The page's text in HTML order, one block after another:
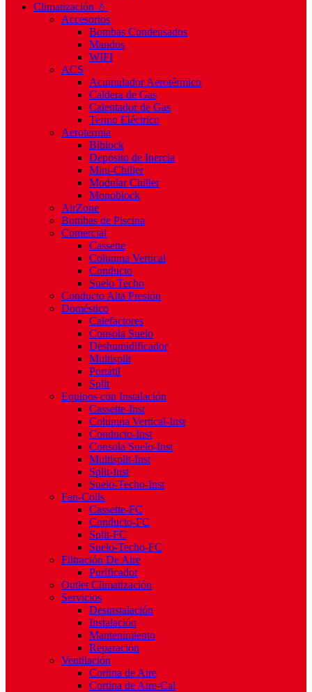
Climatización 💧
Accesorios
Bombas Condensados
Mandos
WIFI
ACS
Acumulador Aerotérmico
Caldera de Gas
Calentador de Gas
Termo Eléctrico
Aerotermia
Biblock
Depósito de Inercia
Mini-Chiller
Modular Chiller
Monoblock
AirZone
Bombas de Piscina
Comercial
Cassette
Columna Vertical
Conducto
Suelo Techo
Conducto Alta Presión
Doméstico
Calefactores
Consola Suelo
Deshumidificador
Multisplit
Portátil
Split
Equipos con Instalación
Cassette-Inst
Columna Vertical-Inst
Conducto-Inst
Consola Suelo-Inst
Multisplit-Inst
Split-Inst
Suelo-Techo-Inst
Fan-Coils
Cassette-FC
Conducto-FC
Split-FC
Suelo-Techo-FC
Filtración De Aire
Purificador
Outlet Climatización
Servicios
Desinstalación
Instalación
Mantenimiento
Reparación
Ventilación
Cortina de Aire
Cortina de Aire-Cal